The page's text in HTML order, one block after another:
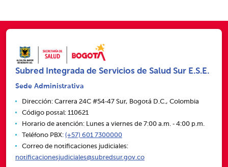
Subred Integrada de Servicios de Salud Sur E.S.E.
Sede Administrativa
Dirección: Carrera 24C #54‑47 Sur, Bogotá D.C., Colombia
Código postal: 110621
Horario de atención: Lunes a viernes de 7:00 a.m. ‑ 4:00 p.m.
Teléfono PBX: (+57) 601 7300000
Correo de notificaciones judiciales:
notificacionesjudiciales@subredsur.gov.co